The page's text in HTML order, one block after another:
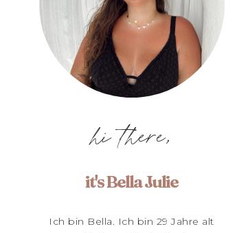
hi there,
it's Bella Julie
Ich bin Bella. Ich bin 29 Jahre alt